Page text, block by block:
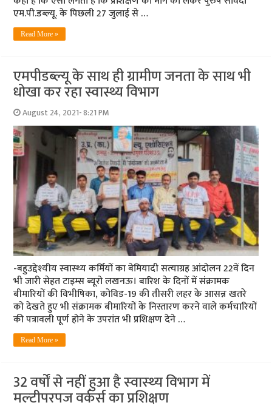
एम.पी.डब्ल्यू. के पिछली 27 जुलाई से …
Read More »
एमपीडब्‍ल्‍यू के साथ ही ग्रामीण जनता के साथ भी
धोखा कर रहा स्वास्थ्य विभाग
August 24, 2021- 8:21 PM
-बहुउद्देश्‍यीय स्‍वास्‍थ्‍य कर्मियों का बेमियादी सत्‍याग्रह आंदोलन 22वें दिन
भी जारी सेहत टाइम्‍स ब्‍यूरो लखनऊ। बारिश के दिनों में संक्रामक
बीमारियों की विभीषिका, कोविड-19 की तीसरी लहर के आसन्न खतरे
को देखते हुए भी संक्रामक बीमारियों के निस्तारण करने वाले कर्मचारियों
की पत्रावली पूर्ण होने के उपरांत भी प्रशिक्षण देने …
Read More »
32 वर्षों से नहीं हुआ है स्‍वास्‍थ्‍य विभाग में
मल्‍टीपरपज वर्कर्स का प्रशिक्षण